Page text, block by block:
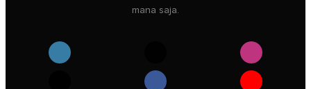
mana saja.